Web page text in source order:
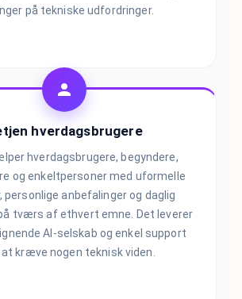
på tekniske udfordringer.
hverdagsbrugere
hverdagsbrugere, begyndere,
og enkeltpersoner med uformelle
personlige anbefalinger og daglig
tværs af ethvert emne. Det leverer
AI-selskab og enkel support
kræve nogen teknisk viden.